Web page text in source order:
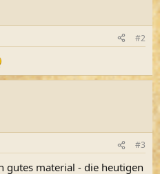
#2
#3
gutes material - die heutigen